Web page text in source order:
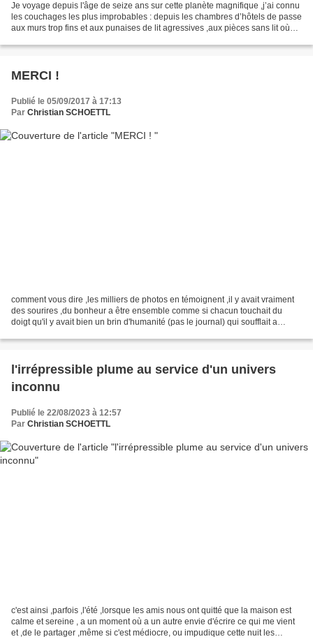
Je voyage depuis l'âge de seize ans sur cette planète magnifique ,j’ai connu
les couchages les plus improbables : depuis les chambres d’hôtels de passe
aux murs trop fins et aux punaises de lit agressives ,aux pièces sans lit où
MERCI !
Publié le 05/09/2017 à 17:13
Par Christian SCHOETTL
comment vous dire ,les milliers de photos en témoignent ,il y avait vraiment
des sourires ,du bonheur a être ensemble comme si chacun touchait du
doigt qu'il y avait bien un brin d'humanité (pas le journal) qui soufflait a
l'irrépressible plume au service d'un univers
inconnu
Publié le 22/08/2023 à 12:57
Par Christian SCHOETTL
c'est ainsi ,parfois ,l'été ,lorsque les amis nous ont quitté que la maison est
calme et sereine , a un moment où a un autre envie d'écrire ce qui me vient
et ,de le partager ,même si c'est médiocre, ou impudique cette nuit les